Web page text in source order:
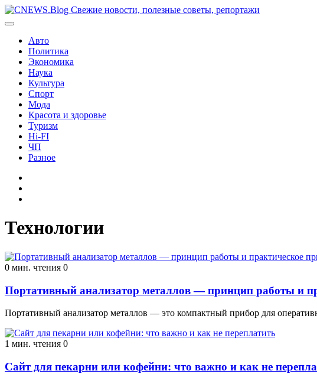
Перейти
к
Авто
Политика
Экономика
Наука
Культура
Спорт
Мода
Красота и здоровье
Туризм
Hi-FI
ЧП
Разное
Технологии
0 мин. чтения 0
Портативный анализатор металлов — принцип работы и
Портативный анализатор металлов — это компактный прибор для
1 мин. чтения 0
Сайт для пекарни или кофейни: что важно и как не